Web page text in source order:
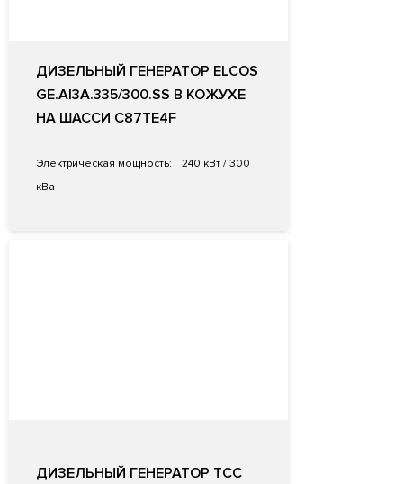
ДИЗЕЛЬНЫЙ ГЕНЕРАТОР ELCOS
GE.AI3A.335/300.SS В КОЖУХЕ
НА ШАССИ C87TE4F
Электрическая мощность:
240 кВт / 300
кВа
ДИЗЕЛЬНЫЙ ГЕНЕРАТОР ТСС